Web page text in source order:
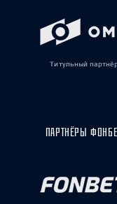
Титульный
ПАРТНЁРЫ